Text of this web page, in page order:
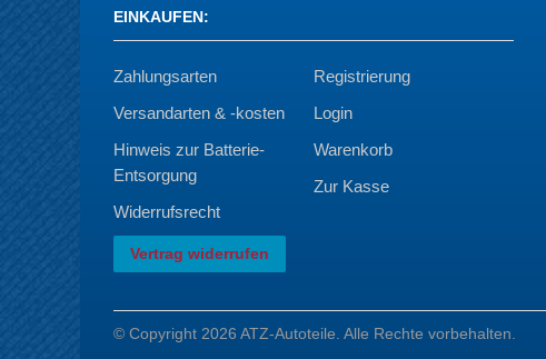
EINKAUFEN:
Zahlungsarten
Versandarten & -kosten
Hinweis zur Batterie-
Entsorgung
Widerrufsrecht
Vertrag widerrufen
Registrierung
Login
Warenkorb
Zur Kasse
© Copyright 2026 ATZ-Autoteile. Alle Rechte vorbehalten.